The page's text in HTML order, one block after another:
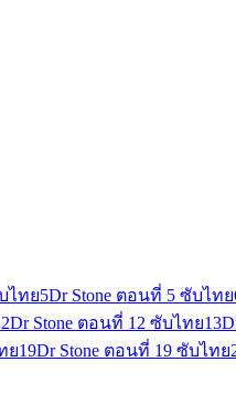
ไทย5Dr Stone ตอนที่ 5 ซับไทย
Dr Stone ตอนที่ 12 ซับไทย13
ย19Dr Stone ตอนที่ 19 ซับไทย